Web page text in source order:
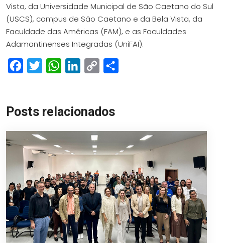
Vista, da Universidade Municipal de São Caetano do Sul
(USCS), campus de São Caetano e da Bela Vista, da
Faculdade das Américas (FAM), e as Faculdades
Adamantinenses Integradas (UniFAI).
FacebookTwitterWhatsAppLinkedIn
Copy
Posts relacionados